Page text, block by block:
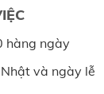
hàng ngày
và ngày lễ